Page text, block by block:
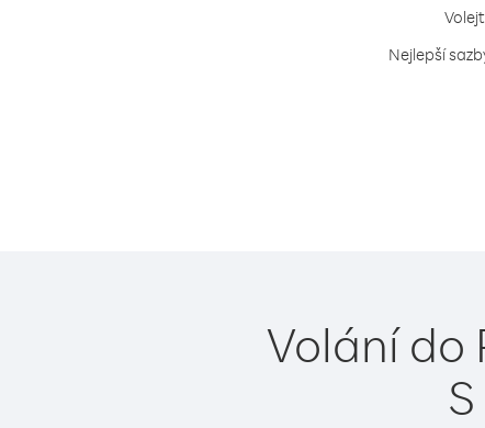
Nejlepší
Volání do